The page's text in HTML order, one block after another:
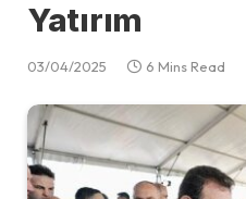
Yatırım
03/04/2025 6 Mins Read